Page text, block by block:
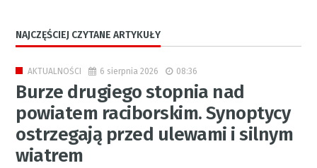
NAJCZĘŚCIEJ CZYTANE ARTYKUŁY
AKTUALNOŚCI 6 sierpnia 2026 08:36
Burze drugiego stopnia nad
powiatem raciborskim. Synoptycy
ostrzegają przed ulewami i silnym
wiatrem